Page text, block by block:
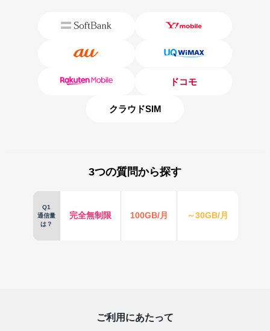
ドコモ
クラウドSIM
3つの質問から探す
Q1
通信量
は？
完全無制限 100GB/月 ～30GB/月
ご利用にあたって